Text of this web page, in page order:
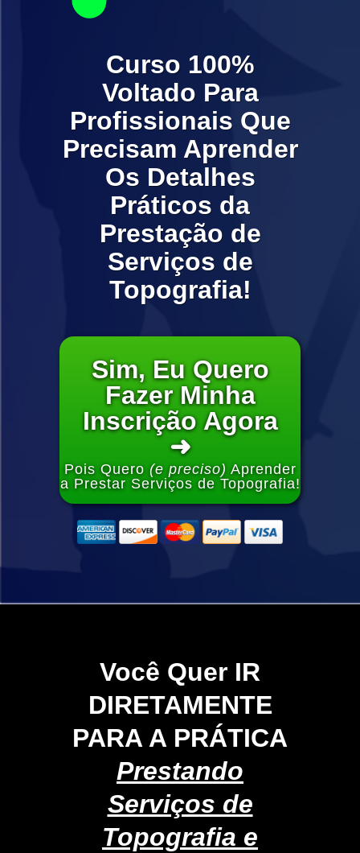
Curso 100%
Voltado Para
Profissionais Que
Precisam Aprender
Os Detalhes
Práticos da
Prestação de
Serviços de
Topografia!
Sim, Eu Quero
Fazer Minha
Inscrição Agora
➜
Pois Quero(e preciso) Aprender
a Prestar Serviços de Topografia!
Você Quer IR
DIRETAMENTE
PARA A PRÁTICA
Prestando
Serviços de
Topografia e